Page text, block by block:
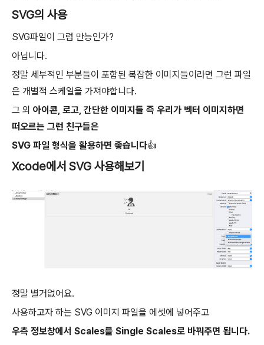
SVG의 사용
SVG파일이 그럼 만능인가?
아닙니다.
정말 세부적인 부분들이 포함된 복잡한 이미지들이라면 그런 파일
은 개별적 스케일을 가져야합니다.
그 외 아이콘, 로고, 간단한 이미지들 즉 우리가 벡터 이미지하면
떠오르는 그런 친구들은
SVG 파일 형식을 활용하면 좋습니다👍
Xcode에서 SVG 사용해보기
정말 별거없어요.
사용하고자 하는 SVG 이미지 파일을 에셋에 넣어주고
우측 정보창에서 Scales를 Single Scales로 바꿔주면 됩니다.